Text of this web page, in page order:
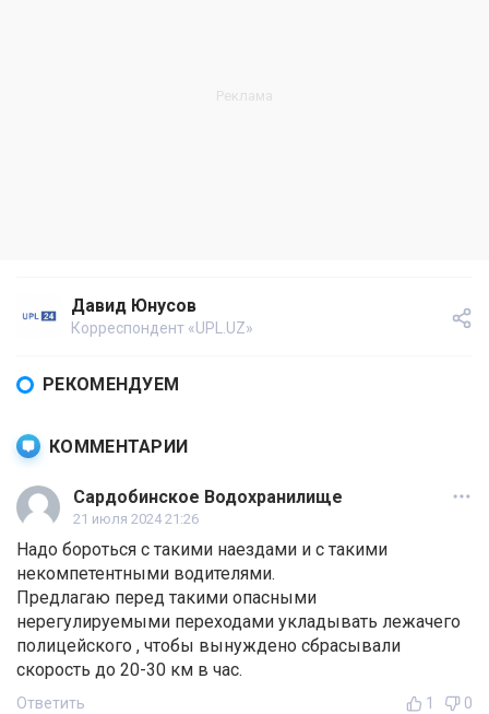
Давид Юнусов
Корреспондент «UPL.UZ»
РЕКОМЕНДУЕМ
КОММЕНТАРИИ
Сардобинское Водохранилище
21 июля 2024 21:26
Надо бороться с такими наездами и с такими
некомпетентными водителями.
Предлагаю перед такими опасными
нерегулируемыми переходами укладывать лежачего
полицейского , чтобы вынуждено сбрасывали
скорость до 20-30 км в час.
Ответить 1 0